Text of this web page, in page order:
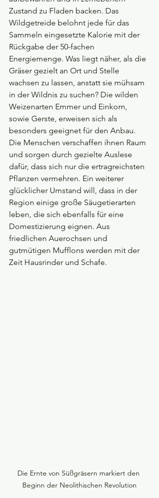
Zustand zu Fladen backen. Das
Wildgetreide belohnt jede für das
Sammeln eingesetzte Kalorie mit der
Rückgabe der 50-fachen
Energiemenge. Was liegt näher, als die
Gräser gezielt an Ort und Stelle
wachsen zu lassen, anstatt sie mühsam
in der Wildnis zu suchen? Die wilden
Weizenarten Emmer und Einkorn,
sowie Gerste, erweisen sich als
besonders geeignet für den Anbau.
Die Menschen verschaffen ihnen Raum
und sorgen durch gezielte Auslese
dafür, dass sich nur die ertragreichsten
Pflanzen vermehren. Ein weiterer
glücklicher Umstand will, dass in der
Region einige große Säugetierarten
leben, die sich ebenfalls für eine
Domestizierung eignen. Aus
friedlichen Auerochsen und
gutmütigen Mufflons werden mit der
Zeit Hausrinder und Schafe.
Die Ernte von Süßgräsern markiert den
Beginn der Neolithischen Revolution